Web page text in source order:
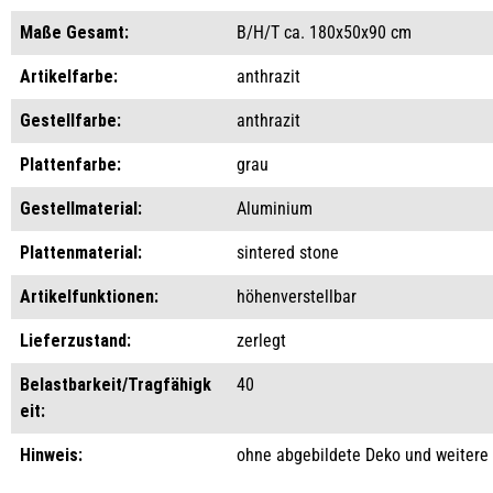
Maße Gesamt: B/H/T ca. 180x50x90 cm
Artikelfarbe: anthrazit
Gestellfarbe: anthrazit
Plattenfarbe: grau
Gestellmaterial: Aluminium
Plattenmaterial: sintered stone
Artikelfunktionen: höhenverstellbar
Lieferzustand: zerlegt
Belastbarkeit/Tragfähigk
eit:
40
Hinweis: ohne abgebildete Deko und weitere